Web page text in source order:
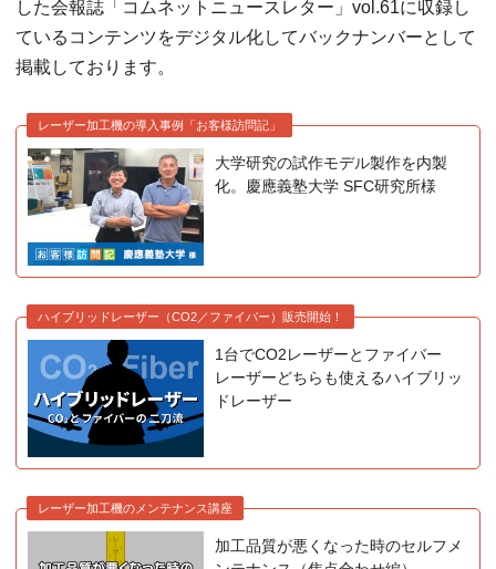
した会報誌「コムネットニュースレター」vol.61に収録し
ているコンテンツをデジタル化してバックナンバーとして
掲載しております。
レーザー加工機の導入事例「お客様訪問記」
大学研究の試作モデル製作を内製
化。慶應義塾大学 SFC研究所様
ハイブリッドレーザー（CO2／ファイバー）販売開始！
1台でCO2レーザーとファイバー
レーザーどちらも使えるハイブリッ
ドレーザー
レーザー加工機のメンテナンス講座
加工品質が悪くなった時のセルフメ